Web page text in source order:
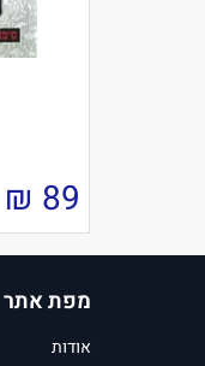
89
₪
מפת אתר
אודות